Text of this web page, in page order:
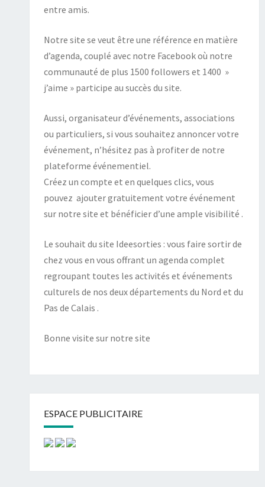
entre amis.
Notre site se veut être une référence en matière
d’agenda, couplé avec notre Facebook où notre
communauté de plus 1500 followers et 1400 »
j’aime » participe au succès du site.
Aussi, organisateur d’événements, associations
ou particuliers, si vous souhaitez annoncer votre
événement, n’hésitez pas à profiter de notre
plateforme événementiel.
Créez un compte et en quelques clics, vous
pouvez ajouter gratuitement votre événement
sur notre site et bénéficier d’une ample visibilité .
Le souhait du site Ideesorties : vous faire sortir de
chez vous en vous offrant un agenda complet
regroupant toutes les activités et événements
culturels de nos deux départements du Nord et du
Pas de Calais .
Bonne visite sur notre site
ESPACE PUBLICITAIRE